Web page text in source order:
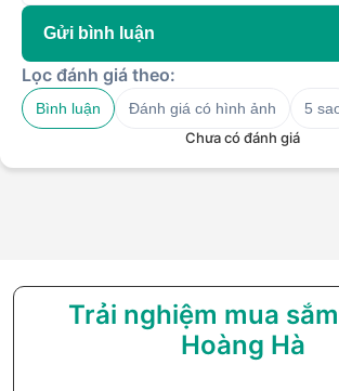
Gửi bình luận
Lọc đánh giá theo:
Bình luận Đánh giá có hình ảnh 5
Chưa có đánh giá
Trải nghiệm mua
Hoàng Hà